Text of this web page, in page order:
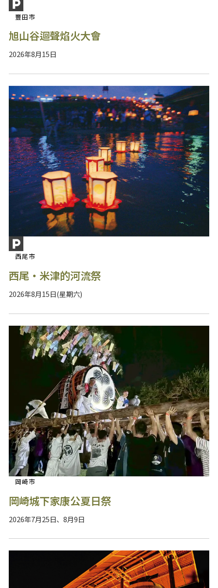
豐田市
旭山谷迴聲焰火大會
2026年8月15日
西尾市
西尾・米津的河流祭
2026年8月15日(星期六)
岡崎市
岡崎城下家康公夏日祭
2026年7月25日、8月9日